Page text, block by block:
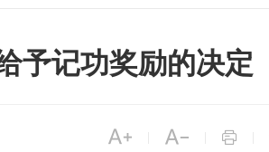
予记功奖励的决定
  